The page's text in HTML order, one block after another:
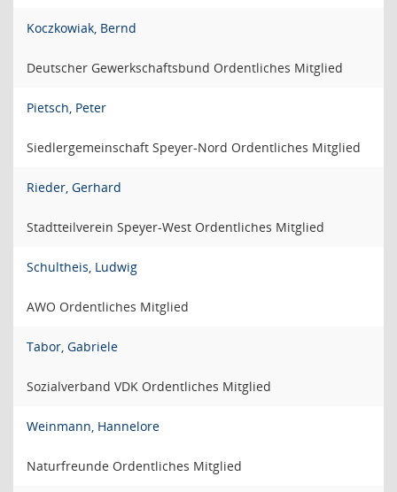
Koczkowiak, Bernd
Deutscher Gewerkschaftsbund Ordentliches Mitglied
Pietsch, Peter
Siedlergemeinschaft Speyer-Nord Ordentliches Mitglied
Rieder, Gerhard
Stadtteilverein Speyer-West Ordentliches Mitglied
Schultheis, Ludwig
AWO Ordentliches Mitglied
Tabor, Gabriele
Sozialverband VDK Ordentliches Mitglied
Weinmann, Hannelore
Naturfreunde Ordentliches Mitglied